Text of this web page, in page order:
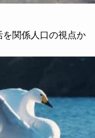
を関係人口の視点か